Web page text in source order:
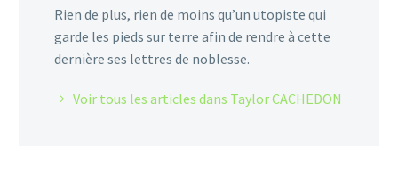
Rien de plus, rien de moins qu’un utopiste qui
garde les pieds sur terre afin de rendre à cette
dernière ses lettres de noblesse.
Voir tous les articles dans Taylor CACHEDON